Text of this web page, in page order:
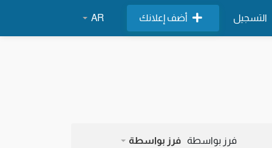
التسجيل أضف إعلانك AR
فرز بواسطة فرز بواسطة